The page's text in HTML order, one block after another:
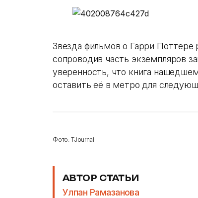
Звезда фильмов о Гарри Поттере
сопроводив часть экземпляров
уверенность, что книга
оставить её в метро для
Фото: TJournal
АВТОР СТАТЬИ
Улпан Рамазанова